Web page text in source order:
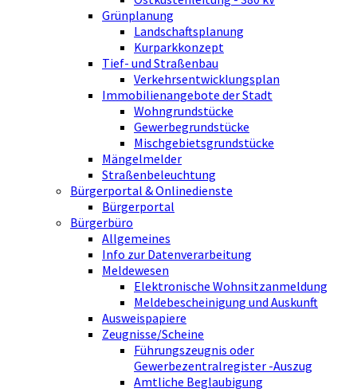
Grünplanung
Landschaftsplanung
Kurparkkonzept
Tief- und Straßenbau
Verkehrsentwicklungsplan
Immobilienangebote der Stadt
Wohngrundstücke
Gewerbegrundstücke
Mischgebietsgrundstücke
Mängelmelder
Straßenbeleuchtung
Bürgerportal & Onlinedienste
Bürgerportal
Bürgerbüro
Allgemeines
Info zur Datenverarbeitung
Meldewesen
Elektronische Wohnsitzanmeldung
Meldebescheinigung und Auskunft
Ausweispapiere
Zeugnisse/Scheine
Führungszeugnis oder
Gewerbezentralregister -Auszug
Amtliche Beglaubigung